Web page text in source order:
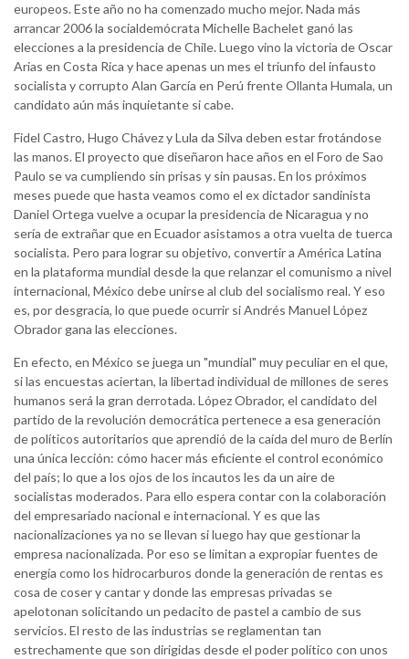
europeos. Este año no ha comenzado mucho mejor. Nada más
arrancar 2006 la socialdemócrata Michelle Bachelet ganó las
elecciones a la presidencia de Chile. Luego vino la victoria de Oscar
Arias en Costa Rica y hace apenas un mes el triunfo del infausto
socialista y corrupto Alan García en Perú frente Ollanta Humala, un
candidato aún más inquietante si cabe.
Fidel Castro, Hugo Chávez y Lula da Silva deben estar frotándose
las manos. El proyecto que diseñaron hace años en el Foro de Sao
Paulo se va cumpliendo sin prisas y sin pausas. En los próximos
meses puede que hasta veamos como el ex dictador sandinista
Daniel Ortega vuelve a ocupar la presidencia de Nicaragua y no
sería de extrañar que en Ecuador asistamos a otra vuelta de tuerca
socialista. Pero para lograr su objetivo, convertir a América Latina
en la plataforma mundial desde la que relanzar el comunismo a nivel
internacional, México debe unirse al club del socialismo real. Y eso
es, por desgracia, lo que puede ocurrir si Andrés Manuel López
Obrador gana las elecciones.
En efecto, en México se juega un "mundial" muy peculiar en el que,
si las encuestas aciertan, la libertad individual de millones de seres
humanos será la gran derrotada. López Obrador, el candidato del
partido de la revolución democrática pertenece a esa generación
de políticos autoritarios que aprendió de la caída del muro de Berlín
una única lección: cómo hacer más eficiente el control económico
del país; lo que a los ojos de los incautos les da un aire de
socialistas moderados. Para ello espera contar con la colaboración
del empresariado nacional e internacional. Y es que las
nacionalizaciones ya no se llevan si luego hay que gestionar la
empresa nacionalizada. Por eso se limitan a expropiar fuentes de
energía como los hidrocarburos donde la generación de rentas es
cosa de coser y cantar y donde las empresas privadas se
apelotonan solicitando un pedacito de pastel a cambio de sus
servicios. El resto de las industrias se reglamentan tan
estrechamente que son dirigidas desde el poder político con unos